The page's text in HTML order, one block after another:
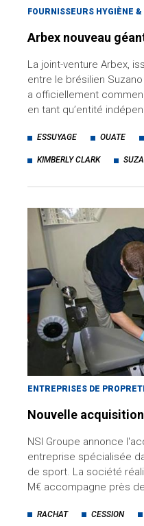
FOURNISSEURS HYGIÈNE
Arbex nouveau
La joint-venture Arbex,
entre le brésilien Suzano
a officiellement
en tant qu’entité
ESSUYAGE OUATE
KIMBERLY CLARK
ENTREPRISES DE
Nouvelle
NSI Groupe annonce
entreprise spécialisée
de sport. La société
M€ accompagne près
RACHAT CESSION